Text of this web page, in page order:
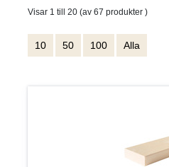
Visar 1 till 20 (av 67 produkter )
10 50 100 Alla